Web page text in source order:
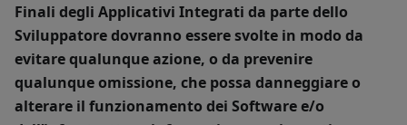
Finali degli Applicativi Integrati da parte dello
Sviluppatore dovranno essere svolte in modo da
evitare qualunque azione, o da prevenire
qualunque omissione, che possa danneggiare o
alterare il funzionamento dei Software e/o